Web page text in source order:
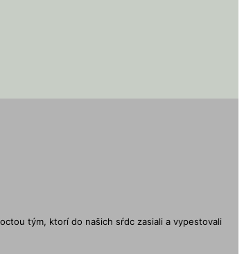
tým, ktorí do našich sŕdc zasiali a vypestovali